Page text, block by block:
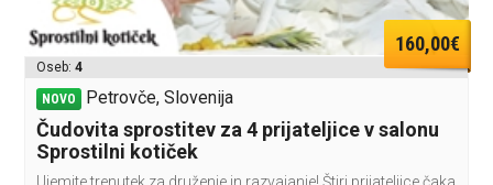
160,00€
Oseb:4
NOVO Petrovče, Slovenija
Čudovita sprostitev za 4 prijateljice v salonu
Sprostilni kotiček